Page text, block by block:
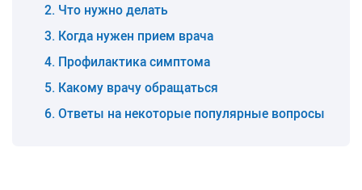
Что нужно делать
Когда нужен прием врача
Профилактика симптома
Какому врачу обращаться
Ответы на некоторые популярные вопросы